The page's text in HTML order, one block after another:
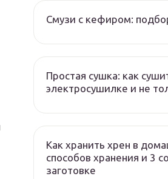
Смузи с кефиром:
Простая сушка: как
электросушилке и не
Как хранить хрен в
способов хранения и 3
заготовке